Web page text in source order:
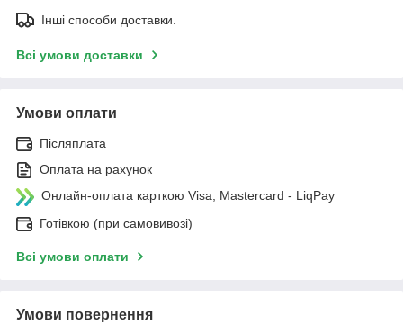
Інші способи доставки.
Всі умови доставки
Умови оплати
Післяплата
Оплата на рахунок
Онлайн-оплата карткою Visa, Mastercard - LiqPay
Готівкою (при самовивозі)
Всі умови оплати
Умови повернення